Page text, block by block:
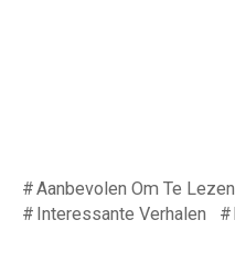
Aanbevolen Om Te Lezen
Interessante Verhalen